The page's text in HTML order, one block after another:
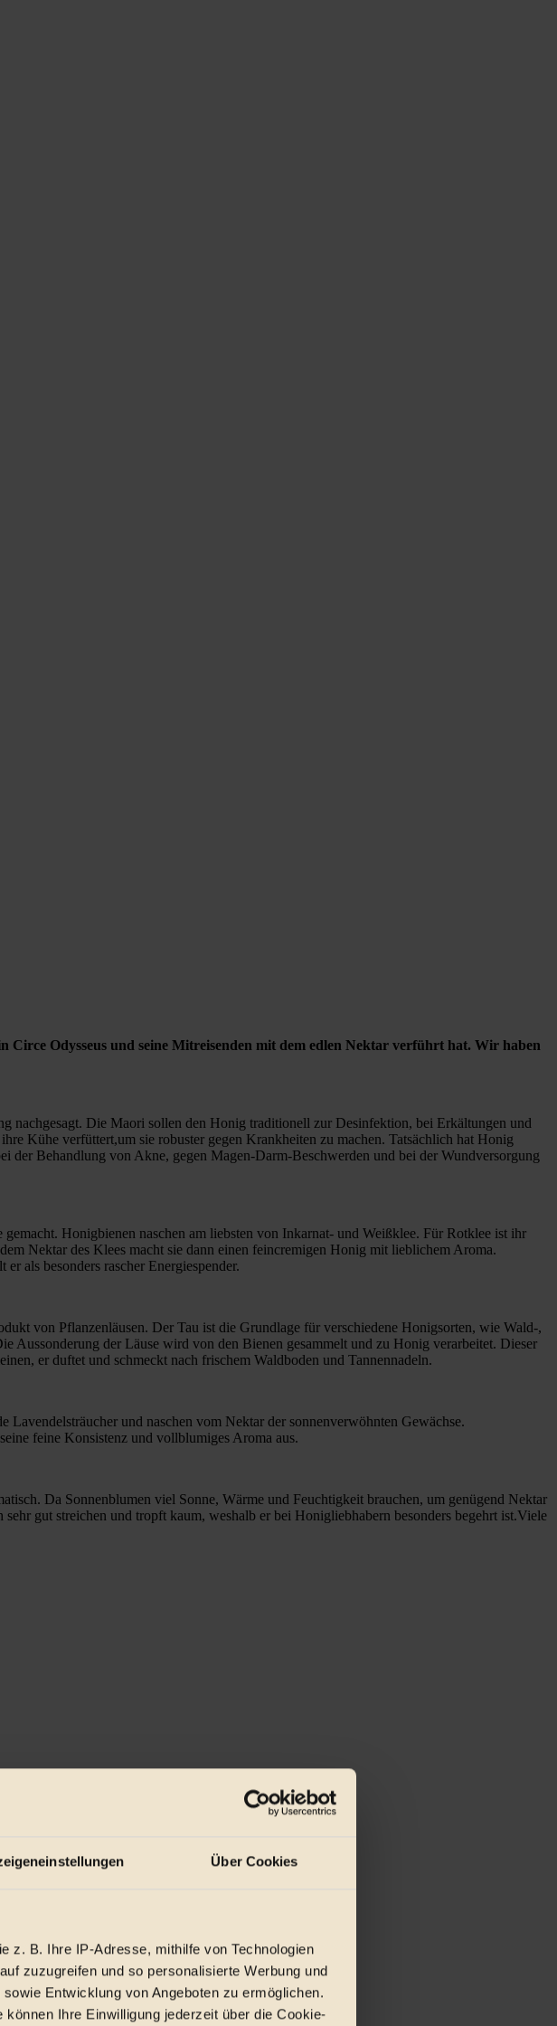
Über Cookies
z. B. Ihre IP-Adresse, mithilfe von Technologien
zuzugreifen und so personalisierte Werbung und
Entwicklung von Angeboten zu ermöglichen.
Ihre Einwilligung jederzeit über die Cookie-
Odysseus und seine Mitreisenden mit dem edlen Nektar verführt hat. Wir haben
nachgesagt. Die Maori sollen den Honig traditionell zur Desinfektion, bei Erkältungen und
Kühe verfüttert,um sie robuster gegen Krankheiten zu machen. Tatsächlich hat Honig
Behandlung von Akne, gegen Magen-Darm-Beschwerden und bei der Wundversorgung
Honigbienen naschen am liebsten von Inkarnat- und Weißklee. Für Rotklee ist ihr
Nektar des Klees macht sie dann einen feincremigen Honig mit lieblichem Aroma.
als besonders rascher Energiespender.
von Pflanzenläusen. Der Tau ist die Grundlage für verschiedene Honigsorten, wie Wald-,
Aussonderung der Läuse wird von den Bienen gesammelt und zu Honig verarbeitet. Dieser
er duftet und schmeckt nach frischem Waldboden und Tannennadeln.
und naschen vom Nektar der sonnenverwöhnten Gewächse.
feine Konsistenz und vollblumiges Aroma aus.
Da Sonnenblumen viel Sonne, Wärme und Feuchtigkeit brauchen, um genügend Nektar
gut streichen und tropft kaum, weshalb er bei Honigliebhabern besonders begehrt ist.Viele